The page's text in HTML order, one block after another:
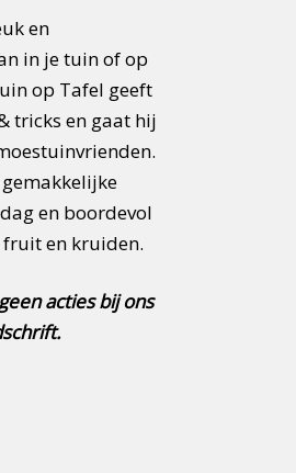
en
in je tuin of op
op Tafel geeft
tricks en gaat hij
en boordevol
en kruiden.
acties bij ons